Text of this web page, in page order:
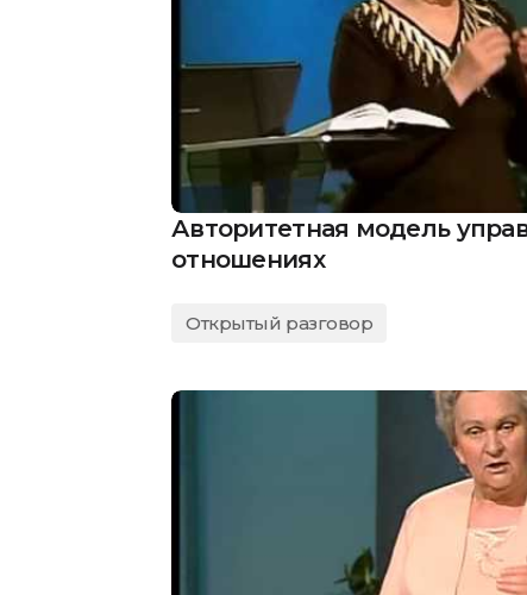
Авторитетная модель
отношениях
Открытый разговор